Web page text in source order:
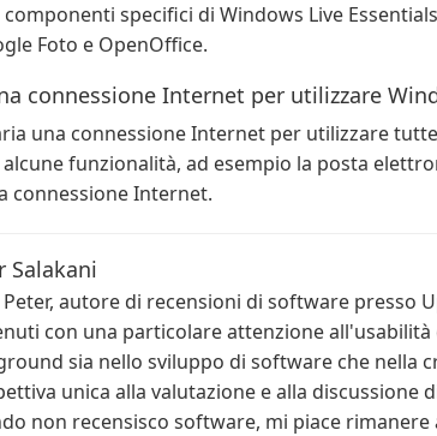
specifici di Windows Live
Foto e OpenOffice.
connessione Internet per utilizzare
una connessione Internet per utilizzare
alcune funzionalità, ad esempio la posta
connessione Internet.
Salakani
autore di recensioni di software presso
con una particolare attenzione all'usabilità
sia nello sviluppo di software che nella
unica alla valutazione e alla discussione
non recensisco software, mi piace